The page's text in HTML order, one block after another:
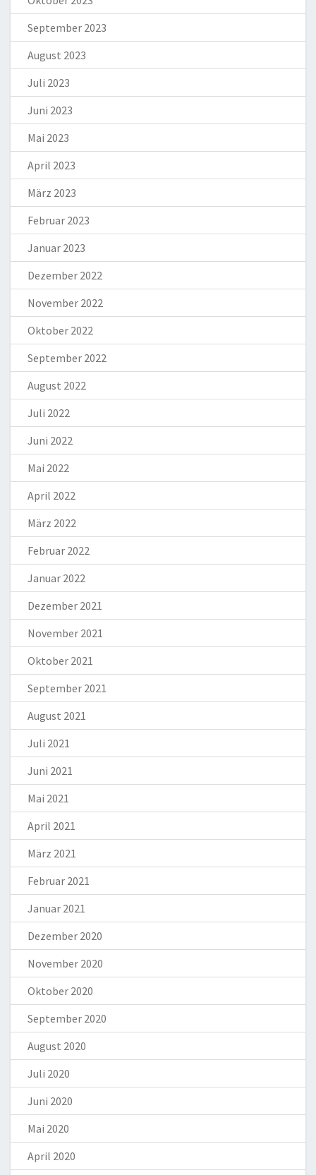
September 2023
August 2023
Juli 2023
Juni 2023
Mai 2023
April 2023
März 2023
Februar 2023
Januar 2023
Dezember 2022
November 2022
Oktober 2022
September 2022
August 2022
Juli 2022
Juni 2022
Mai 2022
April 2022
März 2022
Februar 2022
Januar 2022
Dezember 2021
November 2021
Oktober 2021
September 2021
August 2021
Juli 2021
Juni 2021
Mai 2021
April 2021
März 2021
Februar 2021
Januar 2021
Dezember 2020
November 2020
Oktober 2020
September 2020
August 2020
Juli 2020
Juni 2020
Mai 2020
April 2020